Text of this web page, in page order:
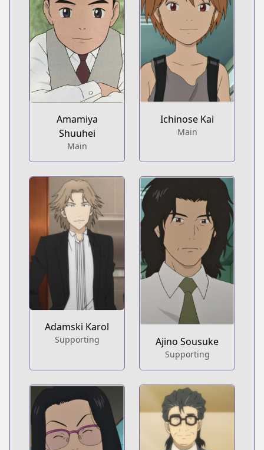
Amamiya
Shuuhei
Main
Ichinose Kai
Main
Adamski Karol
Supporting Ajino Sousuke
Supporting